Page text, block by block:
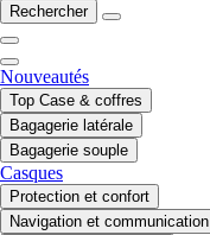
Rechercher
Nouveautés
Top Case & coffres
Bagagerie latérale
Bagagerie souple
Casques
Protection et confort
Navigation et communication